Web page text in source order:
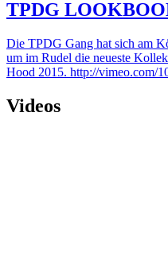
TPDG
Die TPDG Gang hat sich am
um im Rudel die neueste
Hood 2015. http://vimeo.com/
Videos